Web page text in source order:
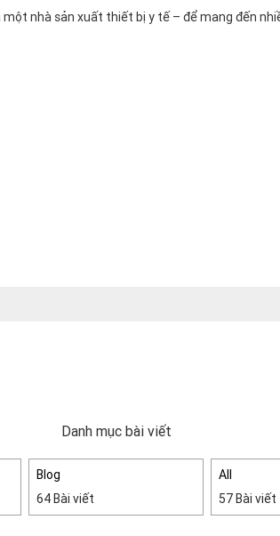
nhà sản xuất thiết bị y tế – để mang đến
Danh mục bài viết
Blog
64 Bài viết
All
57 Bài viết